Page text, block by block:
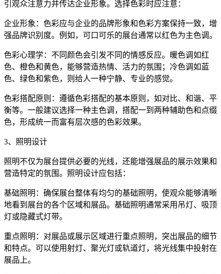
引观众注意力并传达企业形象。选择色彩时应注意：
企业形象：色彩应与企业的品牌形象和色彩方案保持一致，增
强品牌识别度。例如，可口可乐的展台通常以红色为主色调。
色彩心理学：不同颜色会引发不同的情感反应。暖色调如红
色、橙色和黄色，能够营造热情、活力的氛围；冷色调如蓝
色、绿色和紫色，则给人一种宁静、专业的感觉。
色彩搭配原则：遵循色彩搭配的基本原则，如对比、和谐、平
衡等。一般建议选择一种主色调，搭配一到两种辅助色和点缀
色，形成统一而富有层次感的色彩效果。
3、照明设计
照明不仅为展台提供必要的光线，还能增强展品的展示效果和
营造特定的氛围。照明设计应包括：
基础照明：确保展台整体有均匀的基础照明，使观众能够清晰
地看到展台的各个区域和展品。基础照明通常采用吊灯、吸顶
灯或隐藏式灯带。
重点照明：对展品或展示区域进行重点照明，突出展品的细节
和特点。可以使用射灯、聚光灯或轨道灯，将光线集中投射在
展品上。